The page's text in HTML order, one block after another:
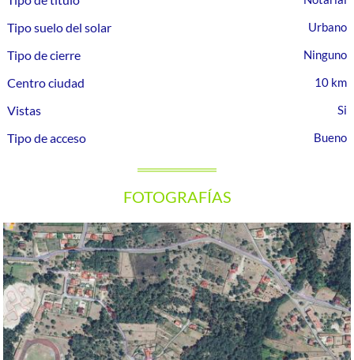
Tipo suelo del solar Urbano
Tipo de cierre Ninguno
Centro ciudad 10 km
Vistas
Tipo de acceso
Bueno
FOTOGRAFÍAS